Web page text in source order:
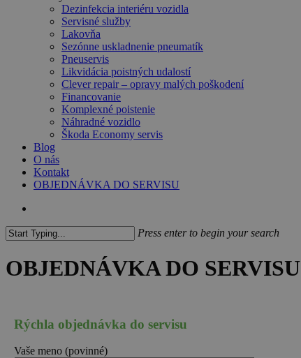
Dezinfekcia interiéru vozidla
Servisné služby
Lakovňa
Sezónne uskladnenie pneumatík
Pneuservis
Likvidácia poistných udalostí
Clever repair – opravy malých poškodení
Financovanie
Komplexné poistenie
Náhradné vozidlo
Škoda Economy servis
Blog
O nás
Kontakt
OBJEDNÁVKA DO SERVISU
Press enter to begin your search
Search
OBJEDNÁVKA DO SERVISU
Rýchla objednávka do servisu
Vaše meno (povinné)